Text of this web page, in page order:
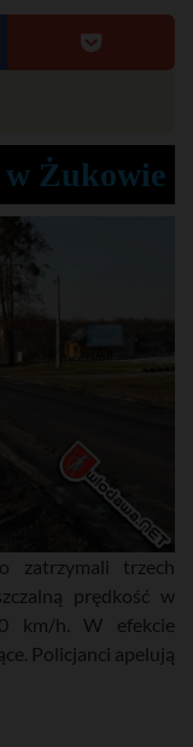
w Żukowie
zatrzymali trzech
prędkość w
km/h. W efekcie
Policjanci apelują